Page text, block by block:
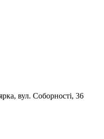
вул. Соборності, 36